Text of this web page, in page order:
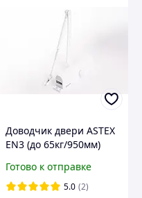
Доводчик двери ASTEX
EN3 (до 65кг/950мм)
Готово к отправке
5.0 (2)